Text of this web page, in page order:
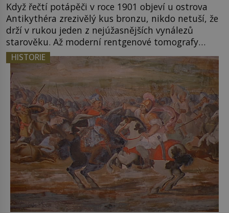
Když řečtí potápěči v roce 1901 objeví u ostrova
Antikythéra zrezivělý kus bronzu, nikdo netuší, že
drží v rukou jeden z nejúžasnějších vynálezů
starověku. Až moderní rentgenové tomografy
odhalí desítky ozubených kol ukrytých uvnitř.
Mechanismus z Antikythéry je dnes považován za
nejstarší známý analogový počítač na světě. Přesto
ani po více než sto letech výzkumu […]
HISTORIE